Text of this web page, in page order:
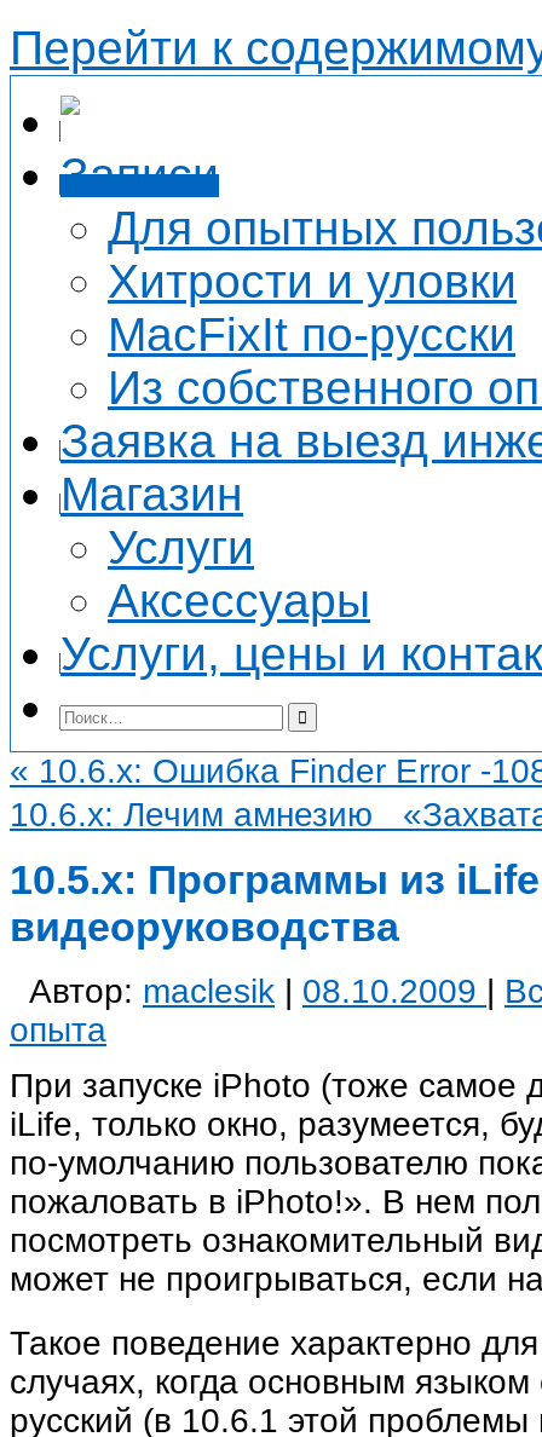
Перейти к
Записи
Для опытных
Хитрости и уловки
MacFixIt по-русски
Из собственного
Заявка на выезд
Магазин
Услуги
Аксессуары
Услуги, цены и
« 10.6.x: Ошибка Finder Error -
10.6.x: Лечим амнезию
10.5.x: Программы из
видеоруководства
Автор: maclesik | 08.10.2009 |
опыта
При запуске iPhoto (тоже самое
iLife, только окно, разумеется,
по-умолчанию пользователю
пожаловать в iPhoto!». В нем
посмотреть ознакомительный
может не проигрываться, если
Такое поведение характерно
случаях, когда основным
русский (в 10.6.1 этой проблемы